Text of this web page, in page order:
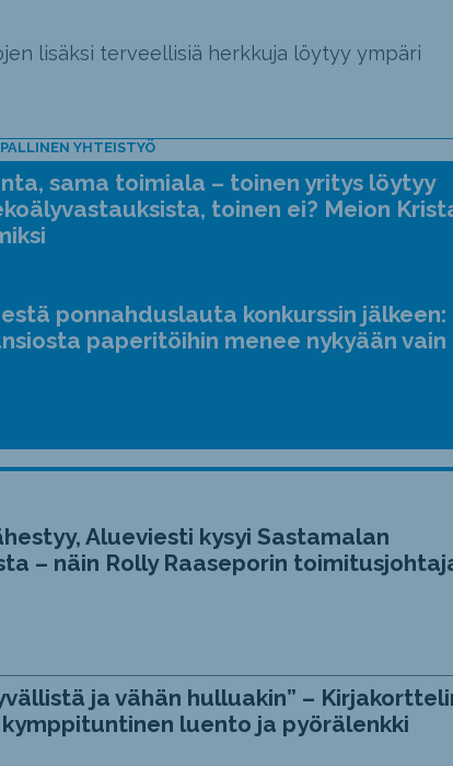
lisäksi terveellisiä herkkuja löytyy ympäri
YHTEISTYÖ
sama toimiala – toinen yritys löytyy
toinen ei? Meion
ponnahduslauta konkurssin jälkeen:
paperitöihin menee nykyään vain
Alueviesti kysyi Sastamalan
– näin Rolly Raaseporin
ja vähän hulluakin” –
luento ja pyörälenkki